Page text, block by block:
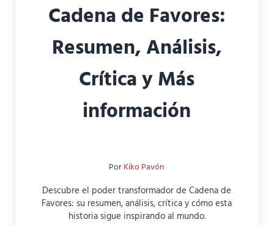
Cadena de Favores:
Resumen, Análisis,
Crítica y Más
información
PorKiko Pavón
Descubre el poder transformador de Cadena de
Favores: su resumen, análisis, crítica y cómo esta
historia sigue inspirando al mundo.